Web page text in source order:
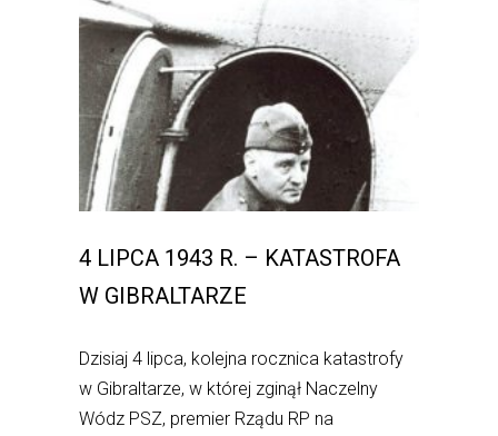
4 LIPCA 1943 R. – KATASTROFA
W GIBRALTARZE
Dzisiaj 4 lipca, kolejna rocznica katastrofy
w Gibraltarze, w której zginął Naczelny
Wódz PSZ, premier Rządu RP na